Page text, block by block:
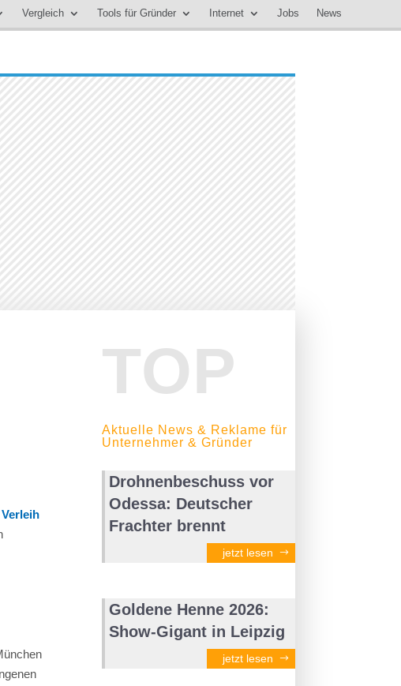
Vergleich Tools für Gründer Internet Jobs News
TOP
Aktuelle News & Reklame für
Unternehmer & Gründer
Drohnenbeschuss vor
Odessa: Deutscher
Frachter brennt
jetzt lesen
Goldene Henne 2026:
Show-Gigant in Leipzig
jetzt lesen